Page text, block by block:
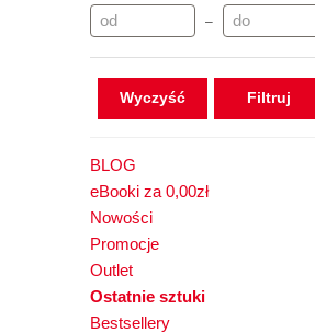
–
Wyczyść
BLOG
eBooki za 0,00zł
Nowości
Promocje
Outlet
Ostatnie sztuki
Bestsellery